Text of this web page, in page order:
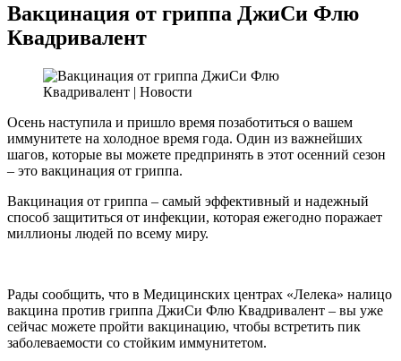
Вакцинация от гриппа ДжиСи Флю
Квадривалент
Осень наступила и пришло время позаботиться о вашем
иммунитете на холодное время года. Один из важнейших
шагов, которые вы можете предпринять в этот осенний сезон
– это вакцинация от гриппа.
Вакцинация от гриппа – самый эффективный и надежный
способ защититься от инфекции, которая ежегодно поражает
миллионы людей по всему миру.
Рады сообщить, что в Медицинских центрах «Лелека» налицо
вакцина против гриппа ДжиСи Флю Квадривалент – вы уже
сейчас можете пройти вакцинацию, чтобы встретить пик
заболеваемости со стойким иммунитетом.